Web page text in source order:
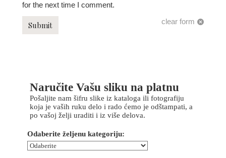
for the next time I comment.
clear form
Submit